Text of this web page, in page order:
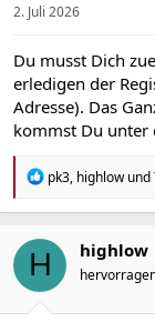
2. Juli 2026
Du musst Dich
erledigen der
Adresse). Das
kommst Du unter
R
a
t
o
e
pk3, highlowund
H highlow